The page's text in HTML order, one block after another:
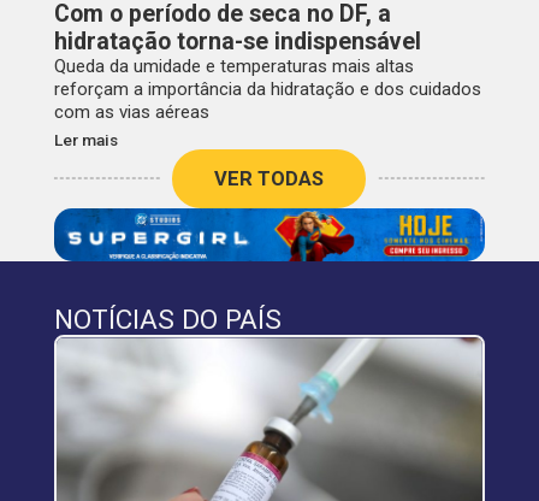
Com o período de seca no DF, a
hidratação torna-se indispensável
Queda da umidade e temperaturas mais altas
reforçam a importância da hidratação e dos cuidados
com as vias aéreas
Ler mais
VER TODAS
NOTÍCIAS DO PAÍS